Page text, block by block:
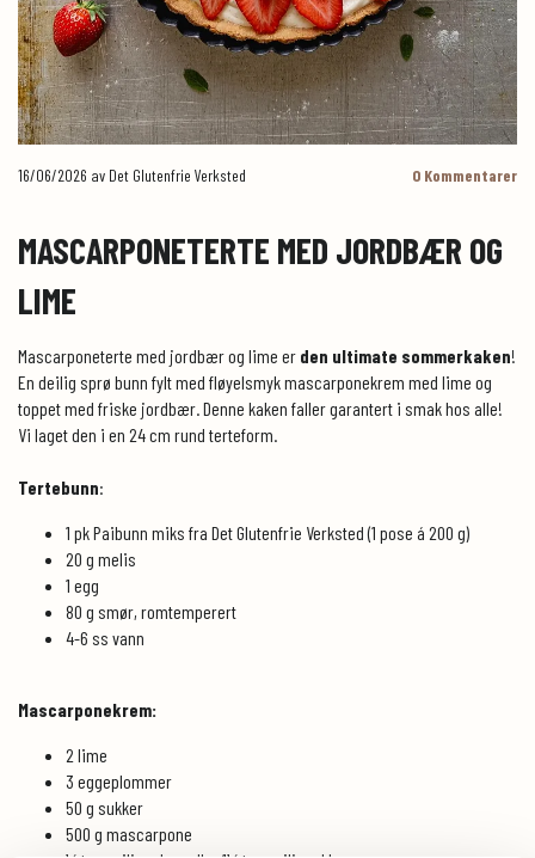
16/06/2026 av Det Glutenfrie Verksted 0 Kommentarer
MASCARPONETERTE MED JORDBÆR OG
LIME
Mascarponeterte med jordbær og lime er den ultimate sommerkaken!
En deilig sprø bunn fylt med fløyelsmyk mascarponekrem med lime og
toppet med friske jordbær. Denne kaken faller garantert i smak hos alle!
Vi laget den i en 24 cm rund terteform.
Tertebunn:
1 pk Paibunn miks fra Det Glutenfrie Verksted (1 pose á 200 g)
20 g melis
1 egg
80 g smør, romtemperert
4-6 ss vann
Mascarponekrem:
2 lime
3 eggeplommer
50 g sukker
500 g mascarpone